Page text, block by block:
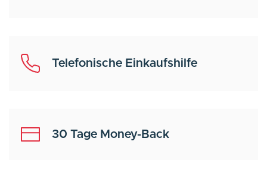
Telefonische Einkaufshilfe
30 Tage Money-Back